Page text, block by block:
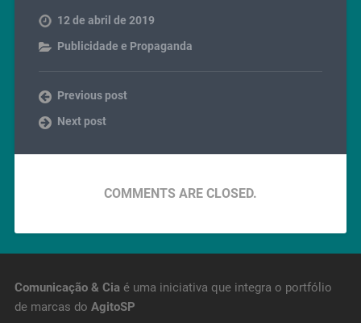
12 de abril de 2019
Publicidade e Propaganda
Previous post
Next post
COMMENTS ARE CLOSED.
Comunicação & Ciaé uma iniciativa que integra o portfólio
de marcas do AgitoSP